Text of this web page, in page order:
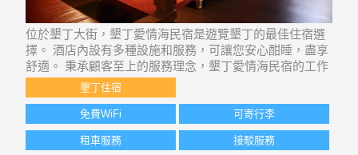
位於墾丁大街，墾丁愛情海民宿是遊覽墾丁的最佳住宿選
擇。 酒店內設有多種設施和服務，可讓您安心酣睡，盡享
舒適。 秉承顧客至上的服務理念，墾丁愛情海民宿的工作
人員為您提供體貼入微的服務。 客房溫馨舒適，部分還設
有平面電視, 免費即溶咖啡, 免費紅茶, 床上用品, 鏡子等設
施。 酒店內設有多種娛樂設施。
墾丁住宿
免費WiFi 可寄行李
租車服務 接駁服務